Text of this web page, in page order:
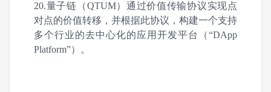
20.量子链（QTUM）通过价值传输协议实现点
对点的价值转移，并根据此协议，构建一个支持
多个行业的去中心化的应用开发平台（“DApp
Platform”）。